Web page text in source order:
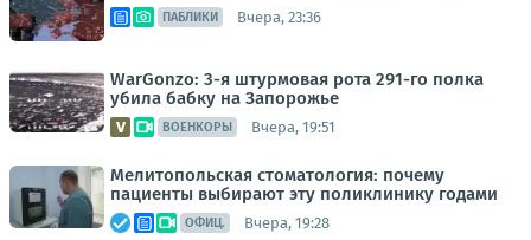
ПАБЛИКИ Вчера, 23:36
WarGonzo: 3-я штурмовая рота 291-го полка
убила бабку на Запорожье
ВОЕНКОРЫ Вчера, 19:51
Мелитопольская стоматология: почему
пациенты выбирают эту поликлинику годами
ОФИЦ. Вчера, 19:28